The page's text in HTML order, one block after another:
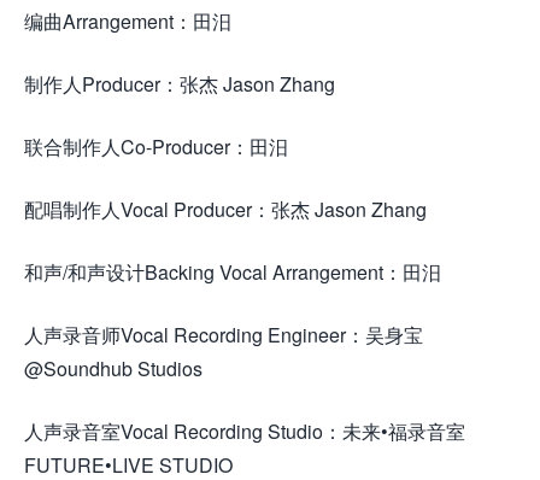
编曲Arrangement：田汨
制作人Producer：张杰 Jason Zhang
联合制作人Co-Producer：田汨
配唱制作人Vocal Producer：张杰 Jason Zhang
和声/和声设计Backing Vocal Arrangement：田汨
人声录音师Vocal Recording Engineer：吴身宝
@Soundhub Studios
人声录音室Vocal Recording Studio：未来•福录音室
FUTURE•LIVE STUDIO